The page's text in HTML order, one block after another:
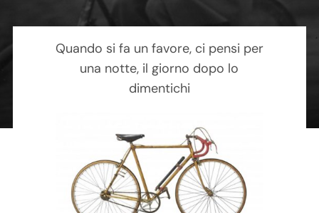
CarrelloQuando si fa un favore, ci pensi per
una notte, il giorno dopo lo
dimentichi